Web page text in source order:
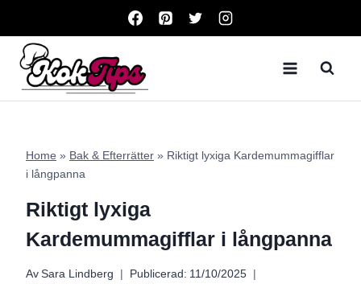
content
Home » Bak & Efterrätter » Riktigt lyxiga Kardemummagifflar
i långpanna
Riktigt lyxiga
Kardemummagifflar i långpanna
Av Sara Lindberg Publicerad: 11/10/2025